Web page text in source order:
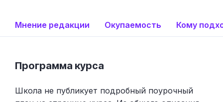
Мнение редакции Окупаемость Кому
Программа курса
Школа не публикует подробный поурочный